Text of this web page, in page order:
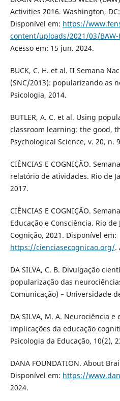
Activities 2016. Washington,
Disponível em: https://
content/uploads/2021/03/
Acesso em: 15 jun. 2024.
BUCK, C. H. et al. II Semana
(SNC/2013): popularizando as
Psicologia, 2014.
BUTLER, A. C. et al. Using
classroom learning: the good,
Psychological Science, v. 20, n.
CIÊNCIAS E COGNIÇÃO.
relatório de atividades. Rio de
2017.
CIÊNCIAS E COGNIÇÃO.
Educação e Consciência. Rio
Cognição, 2021. Disponível em:
https://cienciasecognicao.org/.
DA SILVA, C. B. Divulgação
popularização das
Comunicação) – Universidade
DA SILVA, M. A. Neurociência
implicações da educação
Psicologia da Educação, 10(2),
DANA FOUNDATION. About
Disponível em: https://
2024.